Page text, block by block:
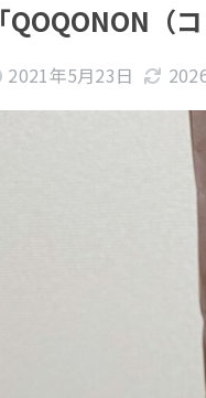
「QOQONON（
2021年5月23日